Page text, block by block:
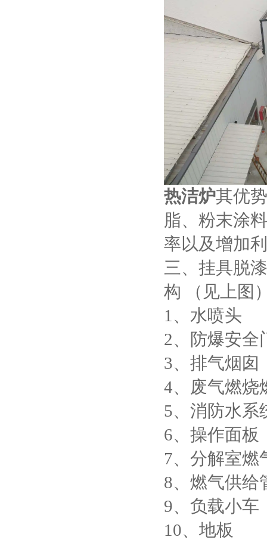
热洁炉其优
脂、粉末涂
率以及增加
三、挂具脱
构 （见上图
1、水喷头
2、防爆安全
3、排气烟囱
4、废气燃烧
5、消防水系
6、操作面板
7、分解室燃
8、燃气供给
9、负载小车
10、地板